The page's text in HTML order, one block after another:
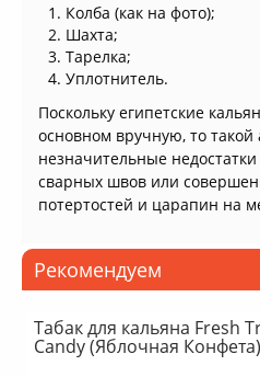
Колба (как на фото);
Шахта;
Тарелка;
Уплотнитель.
Поскольку египетские
основном вручную, то
незначительные
сварных швов или
потертостей и царапин на
Рекомендуем
Табак для кальяна Fresh
Candy (Яблочная